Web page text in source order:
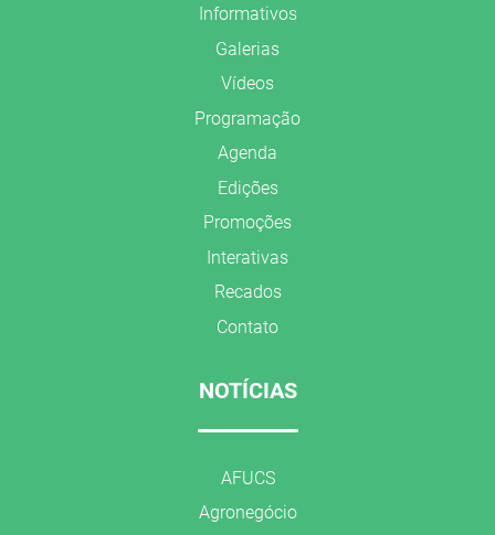
Informativos
Galerias
Vídeos
Programação
Agenda
Edições
Promoções
Interativas
Recados
Contato
NOTÍCIAS
AFUCS
Agronegócio